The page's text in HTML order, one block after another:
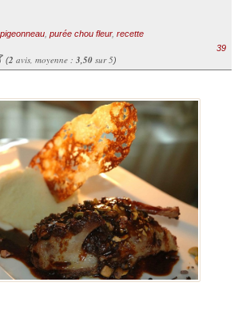
pigeonneau, purée chou fleur, recette
(2 avis, moyenne : 3,50sur 5)
39